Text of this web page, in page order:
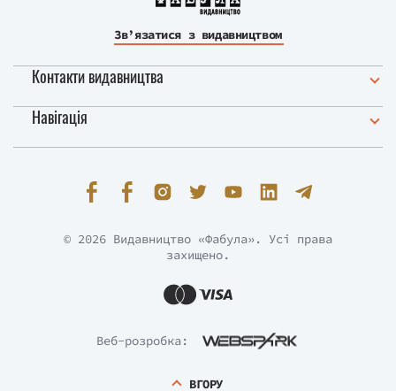
Зв’язатися з видавництвом
Контакти видавництва
Навігація
Веб-розробка:
© 2026 Видавництво «Фабула». Усі права
захищено.
ВГОРУ